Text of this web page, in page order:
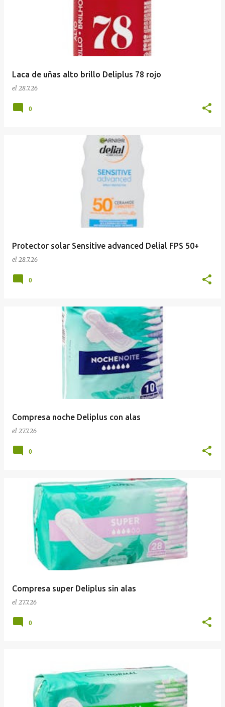
Laca de uñas alto brillo Deliplus 78 rojo
el 28.7.26
0
Protector solar Sensitive advanced Delial FPS 50+
el 28.7.26
0
Compresa noche Deliplus con alas
el 27.7.26
0
Compresa super Deliplus sin alas
el 27.7.26
0